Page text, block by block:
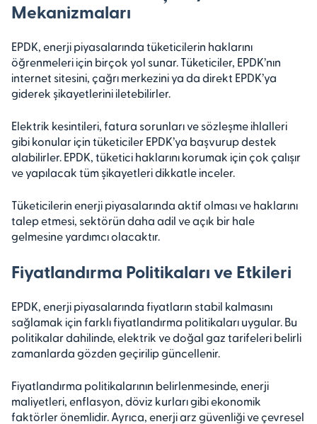
Mekanizmaları
EPDK, enerji piyasalarında tüketicilerin haklarını
öğrenmeleri için birçok yol sunar. Tüketiciler, EPDK’nın
internet sitesini, çağrı merkezini ya da direkt EPDK’ya
giderek şikayetlerini iletebilirler.
Elektrik kesintileri, fatura sorunları ve sözleşme ihlalleri
gibi konular için tüketiciler EPDK’ya başvurup destek
alabilirler. EPDK, tüketici haklarını korumak için çok çalışır
ve yapılacak tüm şikayetleri dikkatle inceler.
Tüketicilerin enerji piyasalarında aktif olması ve haklarını
talep etmesi, sektörün daha adil ve açık bir hale
gelmesine yardımcı olacaktır.
Fiyatlandırma Politikaları ve Etkileri
EPDK, enerji piyasalarında fiyatların stabil kalmasını
sağlamak için farklı fiyatlandırma politikaları uygular. Bu
politikalar dahilinde, elektrik ve doğal gaz tarifeleri belirli
zamanlarda gözden geçirilip güncellenir.
Fiyatlandırma politikalarının belirlenmesinde, enerji
maliyetleri, enflasyon, döviz kurları gibi ekonomik
faktörler önemlidir. Ayrıca, enerji arz güvenliği ve çevresel